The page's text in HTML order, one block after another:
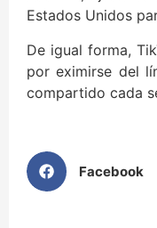
Estados Unidos
De igual forma,
por eximirse del
compartido cada
Facebook